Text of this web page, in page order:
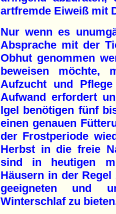
artfremde Eiweiß mit
Nur wenn es
Absprache mit der
Obhut genommen
beweisen möchte,
Aufzucht und
Aufwand erfordert
Igel benötigen fünf
einen genauen
der Frostperiode
Herbst in die freie
sind in heutigen
Häusern in der
geeigneten und
Winterschlaf zu